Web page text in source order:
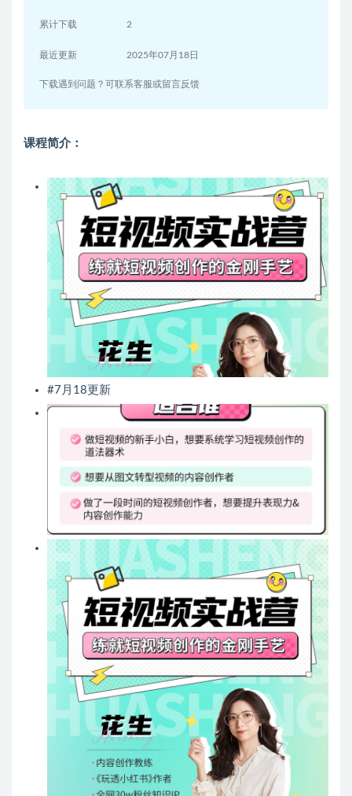
累计下载 2
最近更新 2025年07月18日
下载遇到问题？可联系客服或留言反馈
课程简介：
#7月18更新